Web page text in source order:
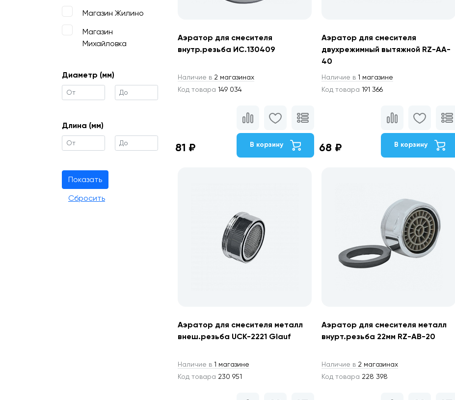
Магазин Жилино
Магазин
Михайловка
Диаметр (мм)
Длина (мм)
Аэратор для смесителя
внутр.резьба ИС.130409
Наличие в 2 магазинах
Код товара 149 034
81 ₽ В корзину
Аэратор для смесителя
двухрежимный вытяжной RZ-AA-
40
Наличие в 1 магазине
Код товара 191 366
68 ₽ В корзину
Аэратор для смесителя металл
внеш.резьба UCK-2221 Glauf
Наличие в 1 магазине
Код товара 230 951
Аэратор для смесителя металл
внурт.резьба 22мм RZ-AB-20
Наличие в 2 магазинах
Код товара 228 398